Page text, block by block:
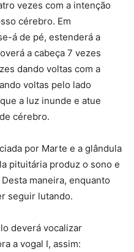
vezes com a intenção
cérebro. Em
á de pé, estenderá a
a cabeça 7 vezes
dando voltas com a
voltas pelo lado
a luz inunde e atue
cérebro.
por Marte e a glândula
pituitária produz o sono e
maneira, enquanto
seguir lutando.
deverá vocalizar
a vogal I, assim: